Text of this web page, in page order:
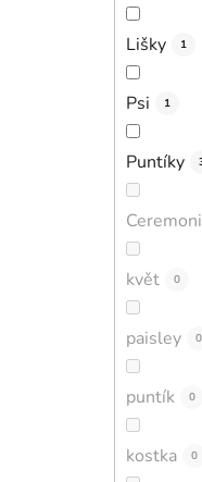
Lišky 1
Psi 1
Puntíky
Ceremoni
květ 0
paisley 0
puntík 0
kostka 0